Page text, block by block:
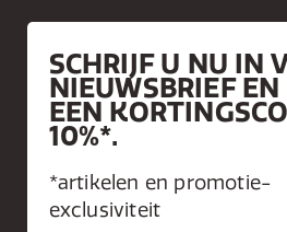
SCHRIJF U NU IN
NIEUWSBRIEF
EEN
10%*.
*artikelen en promotie-
exclusiviteit